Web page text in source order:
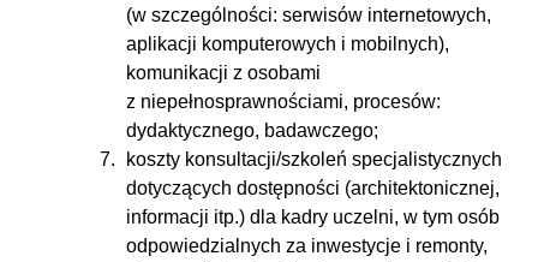
(w szczególności: serwisów internetowych,
aplikacji komputerowych i mobilnych),
komunikacji z osobami
z niepełnosprawnościami, procesów:
dydaktycznego, badawczego;
koszty konsultacji/szkoleń specjalistycznych
dotyczących dostępności (architektonicznej,
informacji itp.) dla kadry uczelni, w tym osób
odpowiedzialnych za inwestycje i remonty,